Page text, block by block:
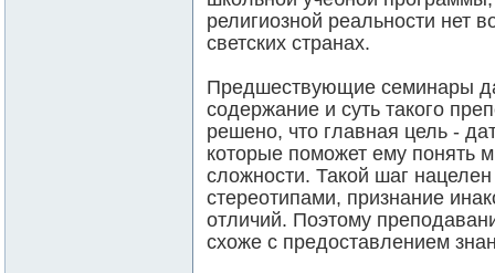
религиозной реальности нет
светских странах.
Предшествующие семинары
содержание и суть такого
решено, что главная цель -
которые поможет ему понять
сложности. Такой шаг
стереотипами, признание
отличий. Поэтому
схоже с предоставлением